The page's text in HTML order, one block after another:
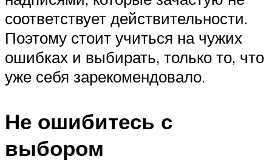
соответствует действительности.
Поэтому стоит учиться на чужих
ошибках и выбирать, только то, что
уже себя зарекомендовало.
Не ошибитесь с
выбором